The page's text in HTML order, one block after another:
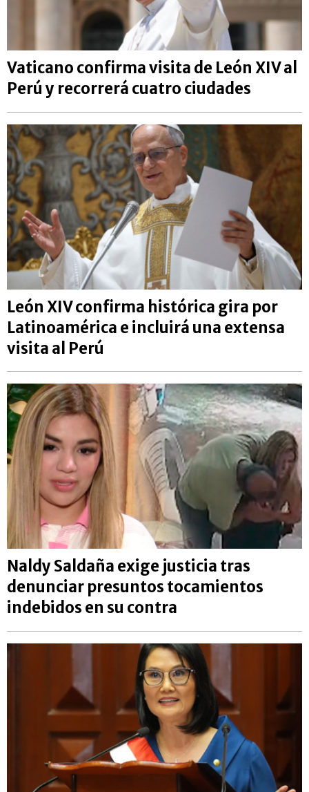
Vaticano confirma visita de León XIV al
Perú y recorrerá cuatro ciudades
León XIV confirma histórica gira por
Latinoamérica e incluirá una extensa
visita al Perú
Naldy Saldaña exige justicia tras
denunciar presuntos tocamientos
indebidos en su contra